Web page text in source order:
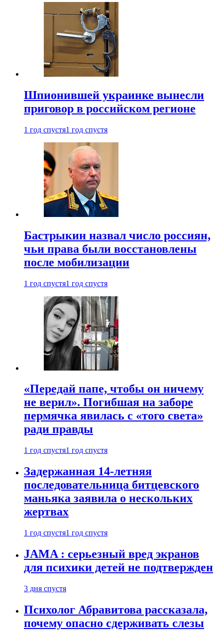
Шпионившей украинке вынесли
приговор в российском регионе
1 год спустя1 год спустя
Бастрыкин назвал число россиян,
чьи права были восстановлены
после мобилизации
1 год спустя1 год спустя
«Передай папе, чтобы он ничему
не верил». Погибшая на заборе
пермячка явилась с «того света»
ради правды
1 год спустя1 год спустя
Задержанная 14-летняя
последовательница битцевского
маньяка заявила о нескольких
жертвах
1 год спустя1 год спустя
JAMA : серьезный вред экранов
для психики детей не подтвержден
3 дня спустя
Психолог Абравитова рассказала,
почему опасно сдерживать слезы